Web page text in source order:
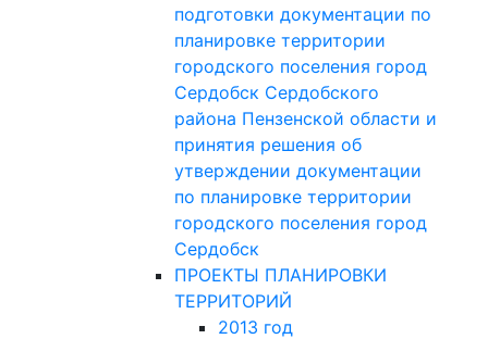
подготовки документации по
планировке территории
городского поселения город
Сердобск Сердобского
района Пензенской области и
принятия решения об
утверждении документации
по планировке территории
городского поселения город
Сердобск
ПРОЕКТЫ ПЛАНИРОВКИ
ТЕРРИТОРИЙ
2013 год